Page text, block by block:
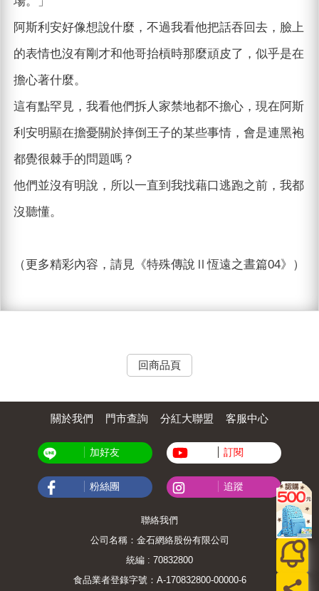
阿斯利安好像想說什麼，不過我看他把話吞回去，臉上
的表情也沒有剛才和他哥抬槓時那麼頑皮了，似乎是在
擔心著什麼。
這有點罕見，我看他們拆人家禁地都不擔心，現在阿斯
利安明顯在擔憂關於摔倒王子的某些事情，會是連黑袍
都覺很棘手的問題嗎？
他們並沒有明說，所以一直到我找藉口逃跑之前，我都
沒聽懂。
（更多精彩內容，請見《特殊傳說Ⅱ恆遠之晝篇04》）
回商品頁
關於我們 門市查詢 分紅大聯盟 客服中心
加好友 訂閱
粉絲團 追蹤
聯絡我們
公司名稱：金石網絡股份有限公司
統編 : 70832800
食品業者登錄字號：A-170832800-00000-6